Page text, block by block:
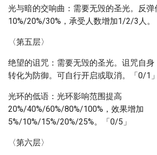
光与暗的交响曲：需要无毁的圣光。反弹
10%/20%/30%，承受人数增加1/2/3人。
〈第五层〉
绝望的诅咒：需要无毁的圣光。诅咒自身
转化为防御。可自行开启或取消。「0/1」
光环的低语：光环影响范围提高
20%/40%/60%/80%/100%，效果增加
5%/10%/15%/20%/25%。「0/5」
〈第六层〉